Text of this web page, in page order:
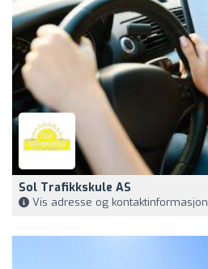
Sol Trafikkskule AS
Vis adresse og kontaktinformasjon